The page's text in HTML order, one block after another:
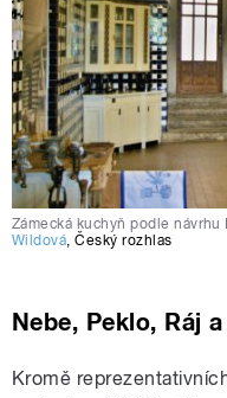
Zámecká kuchyň podle návrhu
Wildová ,Český rozhlas
Nebe, Peklo, Ráj
Kromě